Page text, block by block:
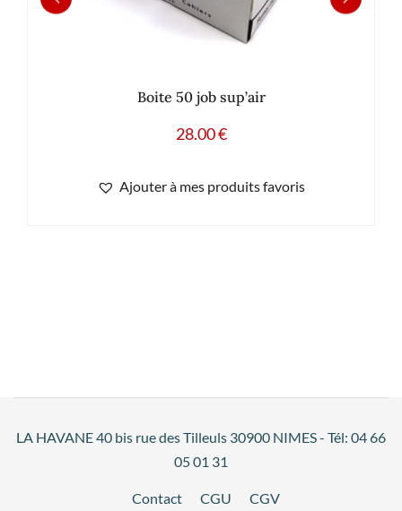
Boite 50 job sup’air
28.00€
Ajouter à mes produits favoris
LA HAVANE 40 bis rue des Tilleuls 30900 NIMES - Tél: 04 66
05 01 31
Contact CGU CGV